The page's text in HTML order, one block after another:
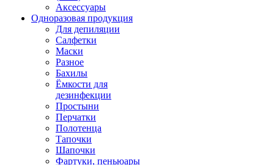
Аксессуары
Одноразовая продукция
Для депиляции
Салфетки
Маски
Разное
Бахилы
Ёмкости для
дезинфекции
Простыни
Перчатки
Полотенца
Тапочки
Шапочки
Фартуки, пеньюары